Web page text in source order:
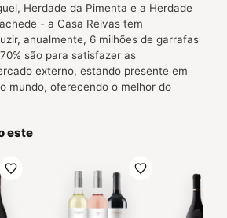
Herdade da Pimenta e a Herdade
- a Casa Relvas tem
anualmente, 6 milhões de garrafas
são para satisfazer as
externo, estando presente em
mundo, oferecendo o melhor do
este